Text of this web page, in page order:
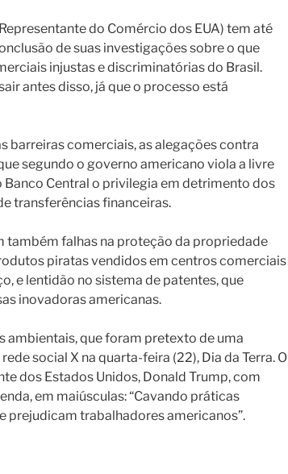
do Comércio dos EUA) tem até
de suas investigações sobre o que
injustas e discriminatórias do Brasil.
antes disso, já que o processo está
barreiras comerciais, as alegações contra
segundo o governo americano viola a livre
Central o privilegia em detrimento dos
transferências financeiras.
também falhas na proteção da propriedade
piratas vendidos em centros comerciais
e lentidão no sistema de patentes, que
inovadoras americanas.
ambientais, que foram pretexto de uma
social X na quarta-feira (22), Dia da Terra. O
dos Estados Unidos, Donald Trump, com
em maiúsculas: “Cavando práticas
prejudicam trabalhadores americanos”.